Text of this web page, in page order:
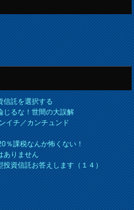
信託を選択する
じるな！世間の大誤解
イチ／カンチュンド
％課税なんか怖くない！
ありません
投資信託お答えします（１４）